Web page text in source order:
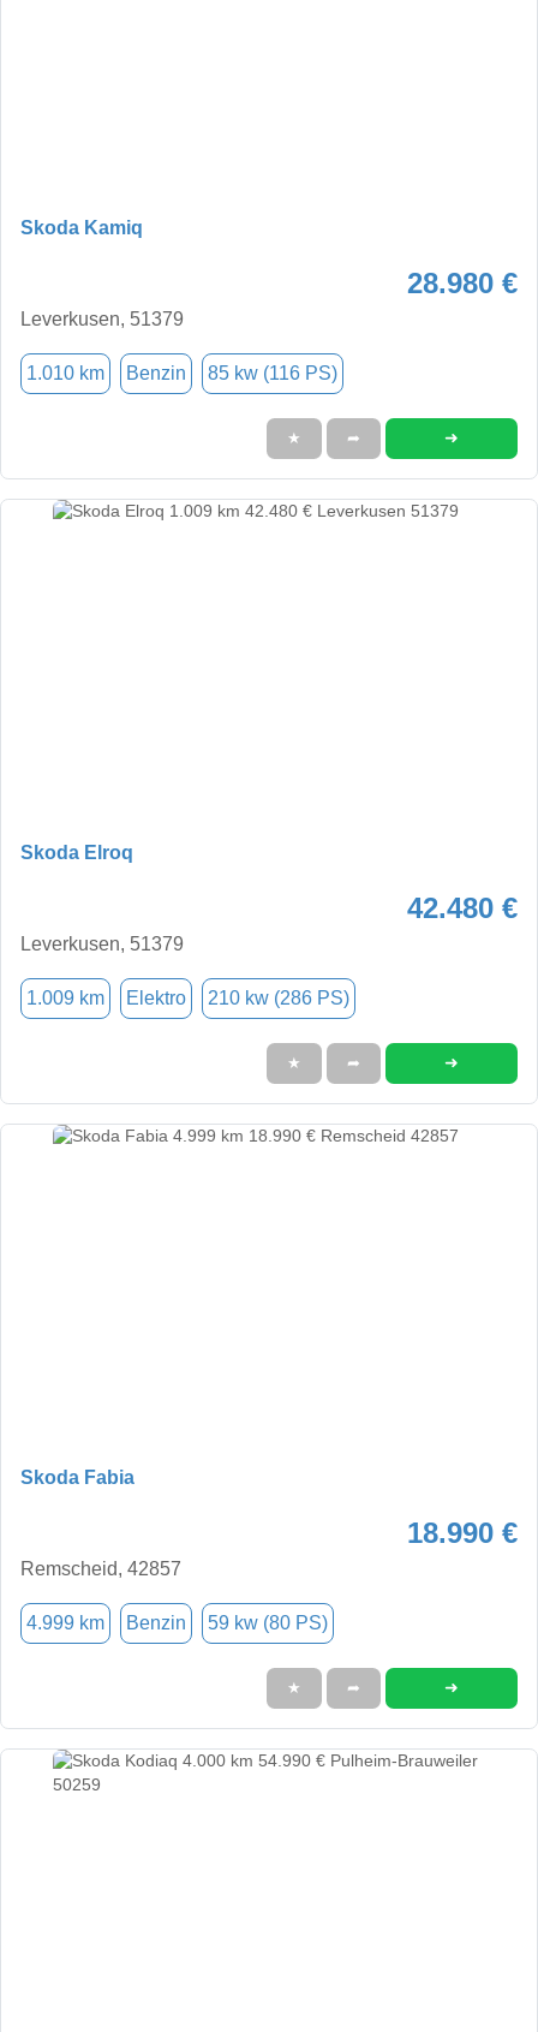
Skoda Kamiq
28.980 €
Leverkusen, 51379
1.010 km Benzin 85 kw (116 PS)
★ ➦ ➜
Skoda Elroq
42.480 €
Leverkusen, 51379
1.009 km Elektro 210 kw (286 PS)
★ ➦ ➜
Skoda Fabia
18.990 €
Remscheid, 42857
4.999 km Benzin 59 kw (80 PS)
★ ➦ ➜